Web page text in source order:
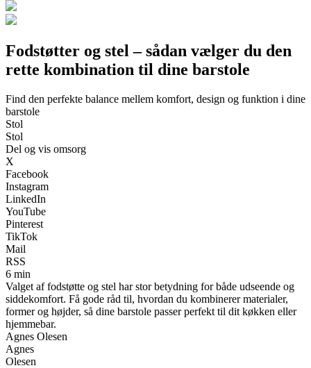
Fodstøtter og stel – sådan vælger du den
rette kombination til dine barstole
Find den perfekte balance mellem komfort, design og funktion i dine
barstole
Stol
Stol
Del og vis omsorg
X
Facebook
Instagram
LinkedIn
YouTube
Pinterest
TikTok
Mail
RSS
6 min
Valget af fodstøtte og stel har stor betydning for både udseende og
siddekomfort. Få gode råd til, hvordan du kombinerer materialer,
former og højder, så dine barstole passer perfekt til dit køkken eller
hjemmebar.
Agnes Olesen
Agnes
Olesen